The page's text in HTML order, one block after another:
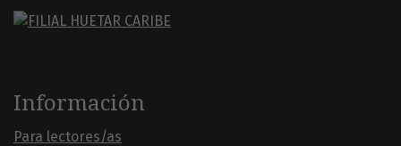
Información
Para lectores/as